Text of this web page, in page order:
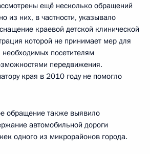
ещё несколько обращений
из них, в частности, указывало
краевой детской клинической
которой не принимает мер для
необходимых посетителям
передвижения.
края в 2010 году не помогло
обращение также выявило
автомобильной дороги
одного из микрорайонов города.